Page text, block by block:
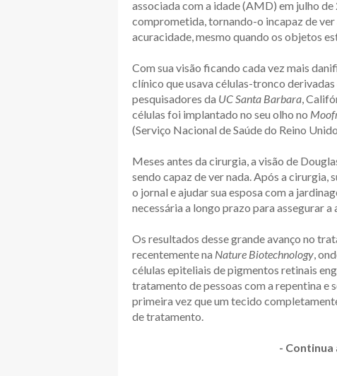
associada com a idade (AMD) em julho
comprometida, tornando-o incapaz de
acuracidade, mesmo quando os objetos
Com sua visão ficando cada vez mais
clínico que usava células-tronco
pesquisadores da UC Santa Barbara,
células foi implantado no seu olho no
(Serviço Nacional de Saúde do Reino
Meses antes da cirurgia, a visão de
sendo capaz de ver nada. Após a cirurgia,
o jornal e ajudar sua esposa com a
necessária a longo prazo para assegurar
Os resultados desse grande avanço no
recentemente na Nature Biotechnology,
células epiteliais de pigmentos retinais
tratamento de pessoas com a repentina e
primeira vez que um tecido
de tratamento.
- Continua